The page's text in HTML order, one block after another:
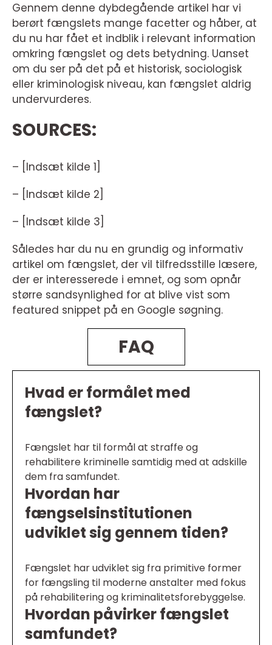
Gennem denne dybdegående artikel har vi
berørt fængslets mange facetter og håber, at
du nu har fået et indblik i relevant information
omkring fængslet og dets betydning. Uanset
om du ser på det på et historisk, sociologisk
eller kriminologisk niveau, kan fængslet aldrig
undervurderes.
SOURCES:
– [Indsæt kilde 1]
– [Indsæt kilde 2]
– [Indsæt kilde 3]
Således har du nu en grundig og informativ
artikel om fængslet, der vil tilfredsstille læsere,
der er interesserede i emnet, og som opnår
større sandsynlighed for at blive vist som
featured snippet på en Google søgning.
FAQ
Hvad er formålet med
fængslet?
Fængslet har til formål at straffe og
rehabilitere kriminelle samtidig med at adskille
dem fra samfundet.
Hvordan har
fængselsinstitutionen
udviklet sig gennem tiden?
Fængslet har udviklet sig fra primitive former
for fængsling til moderne anstalter med fokus
på rehabilitering og kriminalitetsforebyggelse.
Hvordan påvirker fængslet
samfundet?